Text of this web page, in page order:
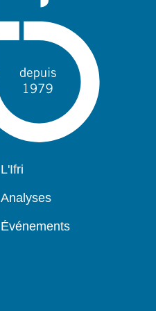
Navigation
L'Ifri
Analyses
Événements